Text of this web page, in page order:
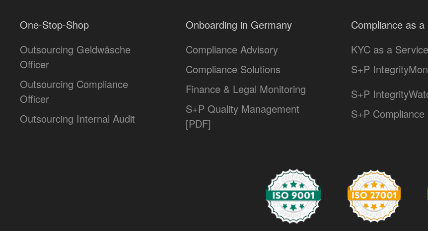
One-Stop-Shop
Outsourcing Geldwäsche
Officer
Outsourcing Compliance
Officer
Outsourcing Internal Audit
Onboarding in Germany
Compliance Advisory
Compliance Solutions
Finance & Legal Monitoring
S+P Quality Management
[PDF]
Compliance as
KYC as a Service
S+P
S+P
S+P Compliance